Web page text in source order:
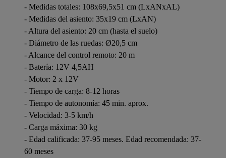
- Medidas totales: 108x69,5x51 cm (LxANxAL)
- Medidas del asiento: 35x19 cm (LxAN)
- Altura del asiento: 20 cm (hasta el suelo)
- Diámetro de las ruedas: Ø20,5 cm
- Alcance del control remoto: 20 m
- Batería: 12V 4,5AH
- Motor: 2 x 12V
- Tiempo de carga: 8-12 horas
- Tiempo de autonomía: 45 min. aprox.
- Velocidad: 3-5 km/h
- Carga máxima: 30 kg
- Edad calificada: 37-95 meses. Edad recomendada: 37-
60 meses